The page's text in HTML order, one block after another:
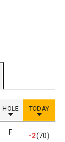
HOLE TODAY
F -2(70)